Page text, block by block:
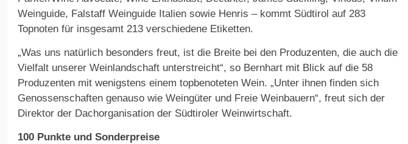
Weinguide, Falstaff Weinguide Italien sowie Henris – kommt Südtirol auf 283
Topnoten für insgesamt 213 verschiedene Etiketten.
„Was uns natürlich besonders freut, ist die Breite bei den Produzenten, die auch die
Vielfalt unserer Weinlandschaft unterstreicht“, so Bernhart mit Blick auf die 58
Produzenten mit wenigstens einem topbenoteten Wein. „Unter ihnen finden sich
Genossenschaften genauso wie Weingüter und Freie Weinbauern“, freut sich der
Direktor der Dachorganisation der Südtiroler Weinwirtschaft.
100 Punkte und Sonderpreise